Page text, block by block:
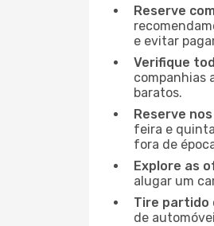
Reserve
e evitar
Verifique
companhias
baratos.
Reserve
feira e
fora de
Explore as
alugar um
Tire partido
de